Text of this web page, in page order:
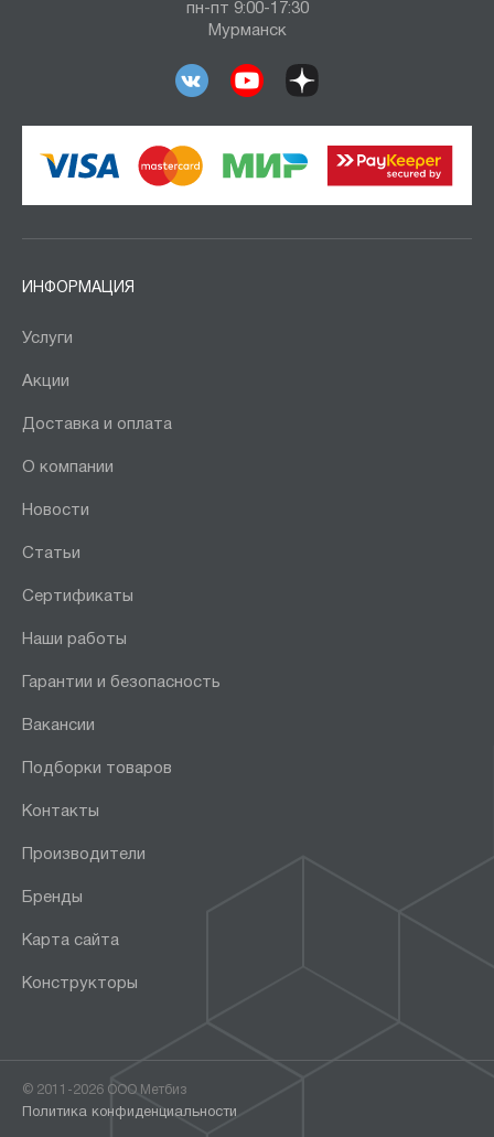
пн-пт 9:00-17:30
Мурманск
ИНФОРМАЦИЯ
Услуги
Акции
Доставка и оплата
О компании
Новости
Статьи
Сертификаты
Наши работы
Гарантии и безопасность
Вакансии
Подборки товаров
Контакты
Производители
Бренды
Карта сайта
Конструкторы
© 2011-2026 ООО Метбиз
Политика конфиденциальности